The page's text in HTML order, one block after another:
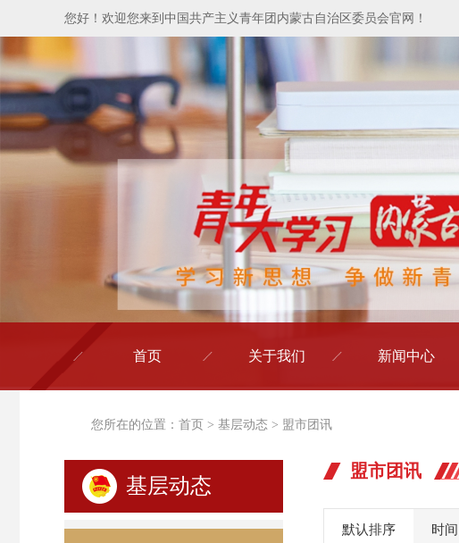
您好！欢迎您来到中国共产主义青年团内蒙古自治区委员会官网！
首页 关于我们 新闻中心
您所在的位置： 首页 > 基层动态 > 盟市团讯
基层动态
盟市团讯
默认排序 时间